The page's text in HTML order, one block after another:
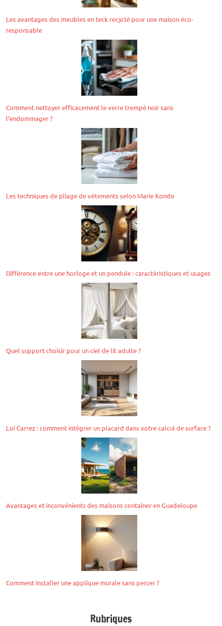
Les avantages des meubles en teck recyclé pour une maison éco-
responsable
Comment nettoyer efficacement le verre trempé noir sans
l’endommager ?
Les techniques de pliage de vêtements selon Marie Kondo
Différence entre une horloge et un pendule : caractéristiques et usages
Quel support choisir pour un ciel de lit adulte ?
Loi Carrez : comment intégrer un placard dans votre calcul de surface ?
Avantages et inconvénients des maisons container en Guadeloupe
Comment installer une applique murale sans percer ?
Rubriques